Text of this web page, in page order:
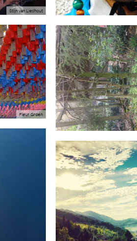
Stijn van Lieshout
Fleur Groen